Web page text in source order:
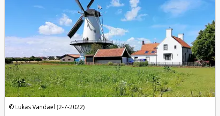
Lukas Vandael (2-7-2022)